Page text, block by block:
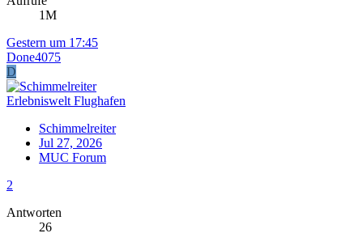
1M
Gestern um 17:45
Done4075
D
Erlebniswelt Flughafen
Schimmelreiter
Jul 27, 2026
MUC Forum
2
Antworten
26